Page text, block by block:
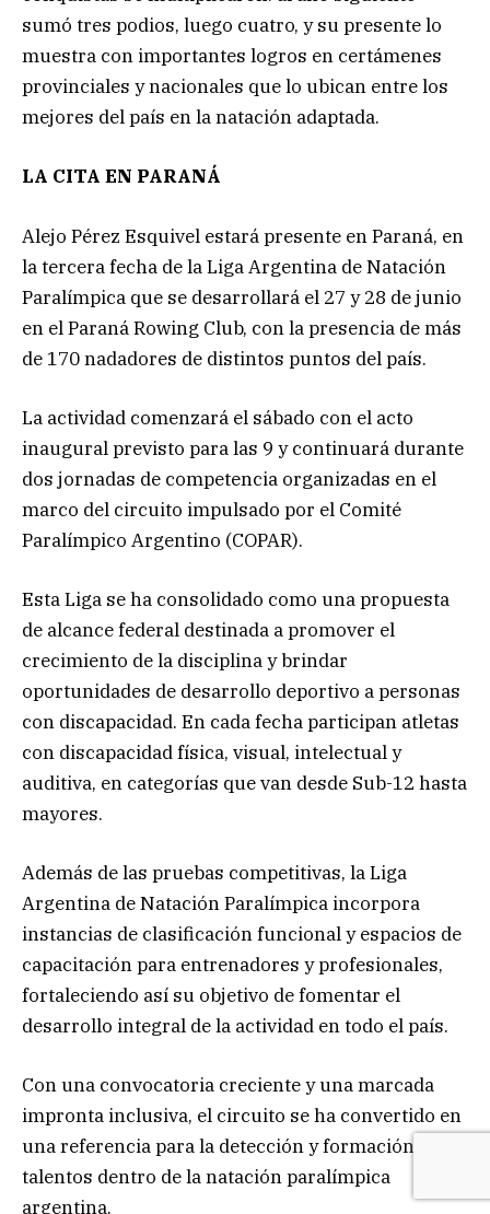
sumó tres podios, luego cuatro, y su presente lo
muestra con importantes logros en certámenes
provinciales y nacionales que lo ubican entre los
mejores del país en la natación adaptada.
LA CITA EN PARANÁ
Alejo Pérez Esquivel estará presente en Paraná, en
la tercera fecha de la Liga Argentina de Natación
Paralímpica que se desarrollará el 27 y 28 de junio
en el Paraná Rowing Club, con la presencia de más
de 170 nadadores de distintos puntos del país.
La actividad comenzará el sábado con el acto
inaugural previsto para las 9 y continuará durante
dos jornadas de competencia organizadas en el
marco del circuito impulsado por el Comité
Paralímpico Argentino (COPAR).
Esta Liga se ha consolidado como una propuesta
de alcance federal destinada a promover el
crecimiento de la disciplina y brindar
oportunidades de desarrollo deportivo a personas
con discapacidad. En cada fecha participan atletas
con discapacidad física, visual, intelectual y
auditiva, en categorías que van desde Sub-12 hasta
mayores.
Además de las pruebas competitivas, la Liga
Argentina de Natación Paralímpica incorpora
instancias de clasificación funcional y espacios de
capacitación para entrenadores y profesionales,
fortaleciendo así su objetivo de fomentar el
desarrollo integral de la actividad en todo el país.
Con una convocatoria creciente y una marcada
impronta inclusiva, el circuito se ha convertido en
una referencia para la detección y formación de
talentos dentro de la natación paralímpica
argentina.